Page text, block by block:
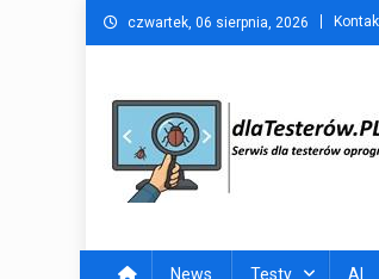
Skip
to
czwartek, 06 sierpnia, 2026
News Testy AI